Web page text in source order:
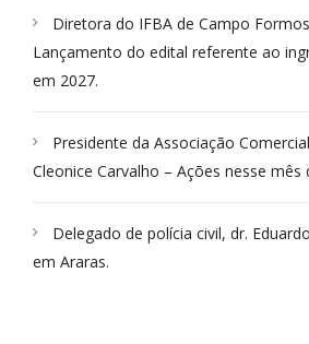
Diretora do IFBA de Campo
Lançamento do edital referente ao
em 2027.
Presidente da Associação
Cleonice Carvalho – Ações nesse mês
Delegado de polícia civil, dr.
em Araras.